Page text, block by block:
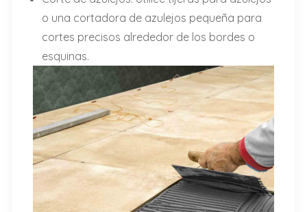
o una cortadora de azulejos pequeña para
cortes precisos alrededor de los bordes o
esquinas.